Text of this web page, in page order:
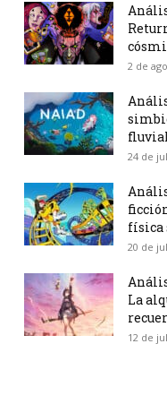
2 de
24 de
física
20 de
La
12 de